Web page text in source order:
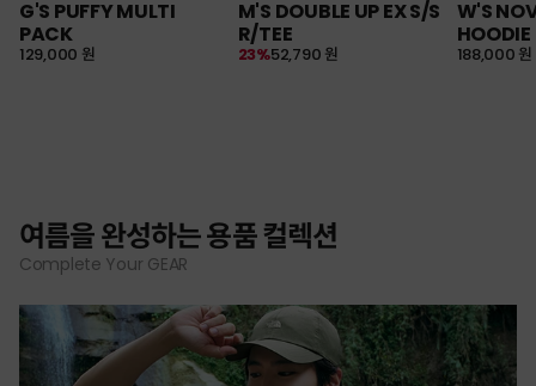
G'S PUFFY MULTI
PACK
129,000 원
M'S DOUBLE UP EX S/S
R/TEE
52,790 원
23%
W'S
HOODIE
188,000 원
여름을 완성하는 용품 컬렉션
Complete Your GEAR